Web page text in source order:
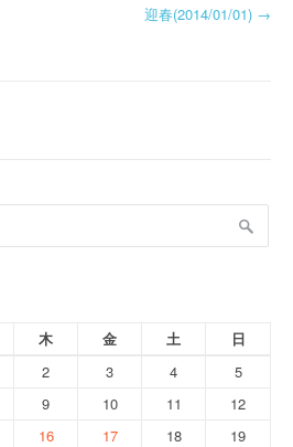
迎春(2014/01/01) →
木 金 土
日
2 3 4
5
9 10 11
12
16 17 18
19